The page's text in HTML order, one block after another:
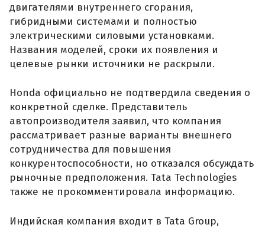
двигателями внутреннего сгорания,
гибридными системами и полностью
электрическими силовыми установками.
Названия моделей, сроки их появления и
целевые рынки источники не раскрыли.
Honda официально не подтвердила сведения о
конкретной сделке. Представитель
автопроизводителя заявил, что компания
рассматривает разные варианты внешнего
сотрудничества для повышения
конкурентоспособности, но отказался обсуждать
рыночные предположения. Tata Technologies
также не прокомментировала информацию.
Индийская компания входит в Tata Group,